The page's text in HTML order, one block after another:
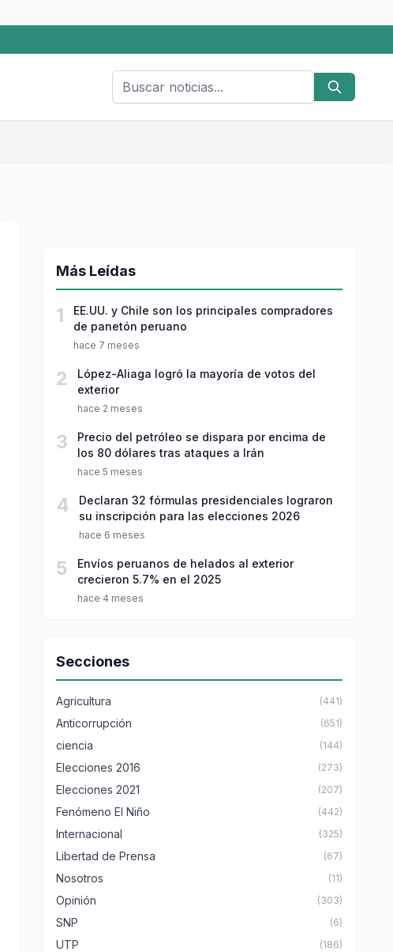
Más Leídas
1
EE.UU. y Chile son los principales compradores
de panetón peruano
hace 7 meses
2
López-Aliaga logró la mayoría de votos del
exterior
hace 2 meses
3
Precio del petróleo se dispara por encima de
los 80 dólares tras ataques a Irán
hace 5 meses
4
Declaran 32 fórmulas presidenciales lograron
su inscripción para las elecciones 2026
hace 6 meses
5
Envíos peruanos de helados al exterior
crecieron 5.7% en el 2025
hace 4 meses
Secciones
Agricultura (441)
Anticorrupción (651)
ciencia (144)
Elecciones 2016 (273)
Elecciones 2021 (207)
Fenómeno El Niño (442)
Internacional (325)
Libertad de Prensa (67)
Nosotros (11)
Opinión (303)
SNP (6)
UTP (186)